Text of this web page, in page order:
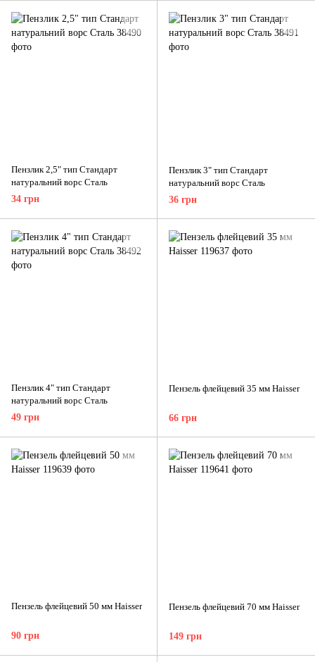
Пензлик 2,5" тип Стандарт
натуральний ворс Сталь
34 грн
Пензлик 3" тип Стандарт
натуральний ворс Сталь
36 грн
Пензлик 4" тип Стандарт
натуральний ворс Сталь
49 грн
Пензель флейцевий 35 мм Haisser
66 грн
Пензель флейцевий 50 мм Haisser
90 грн
Пензель флейцевий 70 мм Haisser
149 грн